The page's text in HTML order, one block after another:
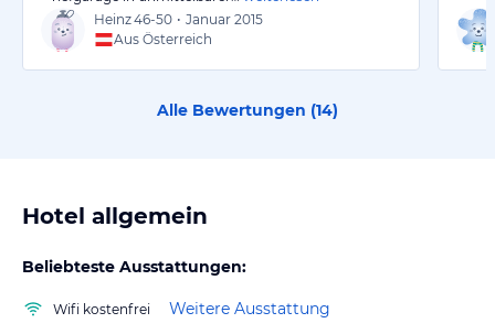
Heinz46-50 • Januar 2015
Aus Österreich
Alle Bewertungen (14)
Hotel allgemein
Beliebteste Ausstattungen:
Wifi kostenfrei Weitere Ausstattung